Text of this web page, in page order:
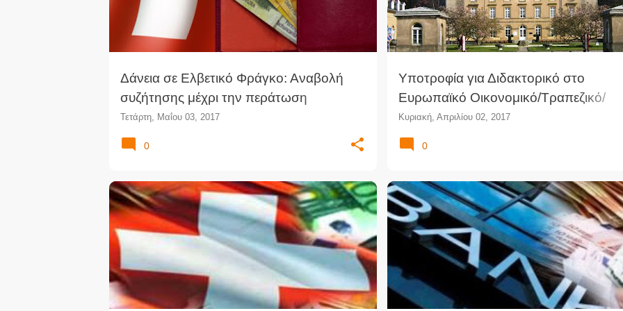
Δάνεια σε Ελβετικό Φράγκο: Αναβολή
συζήτησης μέχρι την περάτωση
εκκρεμούς δίκης επί συλλογικής αγωγής
Τετάρτη, Μαΐου 03, 2017
0
Υποτροφία για Διδακτορικό στο
Ευρωπαϊκό Οικονομικό/Τραπεζικό/
Εταιρικό Δίκαιο στο Λουξεμβούργο
Κυριακή, Απριλίου 02, 2017
0
ΔΆΝΕΙΟ ΕΛΒΕΤΙΚΌ ΦΡΆΓΚΟ +1 ΑΣΤΙΚΌ ΔΊΚΑΙΟ ΈΝΩΣΗ ΑΣΤΙΚΟΛΌΓΩΝ